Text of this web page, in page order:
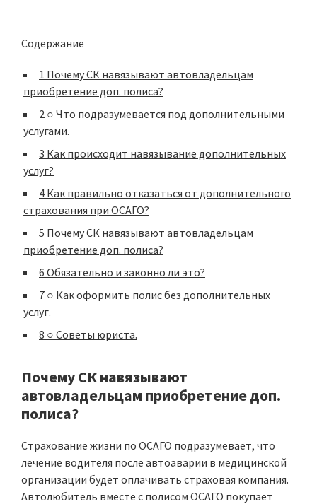
Содержание
1 Почему СК навязывают автовладельцам
приобретение доп. полиса?
2 ○ Что подразумевается под дополнительными
услугами.
3 Как происходит навязывание дополнительных
услуг?
4 Как правильно отказаться от дополнительного
страхования при ОСАГО?
5 Почему СК навязывают автовладельцам
приобретение доп. полиса?
6 Обязательно и законно ли это?
7 ○ Как оформить полис без дополнительных
услуг.
8 ○ Советы юриста.
Почему СК навязывают
автовладельцам приобретение доп.
полиса?
Страхование жизни по ОСАГО подразумевает, что
лечение водителя после автоаварии в медицинской
организации будет оплачивать страховая компания.
Автолюбитель вместе с полисом ОСАГО покупает